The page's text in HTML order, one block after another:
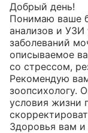
Добрый день!
Понимаю ваше
анализов и УЗИ
заболеваний
описываемое
со стрессом,
Рекомендую
зоопсихологу.
условия жизни
Здоровья вам